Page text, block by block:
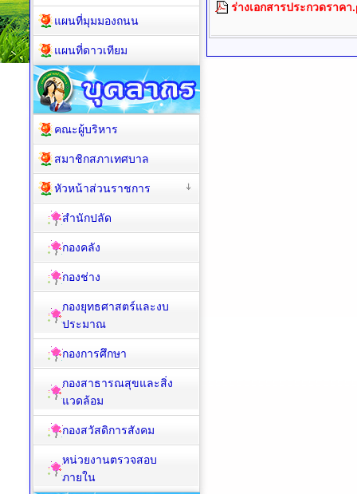
ร่างเอกสารประกวดราคา
แผนที่มุมมองถนน
แผนที่ดาวเทียม
คณะผู้บริหาร
สมาชิกสภาเทศบาล
หัวหน้าส่วนราชการ
สำนักปลัด
กองคลัง
กองช่าง
กองยุทธศาสตร์และงบ
ประมาณ
กองการศึกษา
กองสาธารณสุขและสิ่ง
แวดล้อม
กองสวัสดิการสังคม
หน่วยงานตรวจสอบ
ภายใน